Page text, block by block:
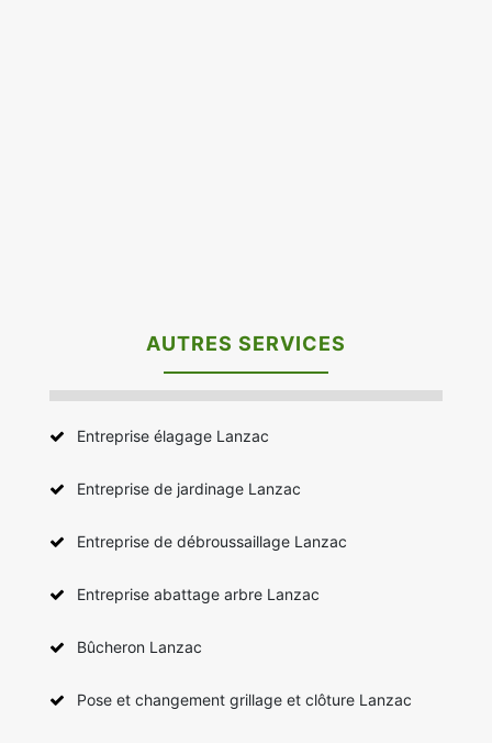
AUTRES SERVICES
Entreprise élagage Lanzac
Entreprise de jardinage Lanzac
Entreprise de débroussaillage Lanzac
Entreprise abattage arbre Lanzac
Bûcheron Lanzac
Pose et changement grillage et clôture Lanzac